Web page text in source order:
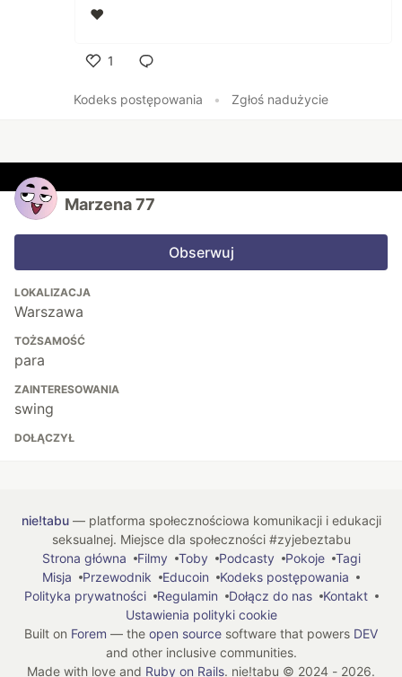
❤️
1
Kodeks postępowania
• Zgłoś nadużycie
Marzena 77
Obserwuj
LOKALIZACJA
Warszawa
TOŻSAMOŚĆ
para
ZAINTERESOWANIA
swing
DOŁĄCZYŁ
nie!tabu— platforma społecznościowa komunikacji i edukacji
seksualnej. Miejsce dla społeczności #zyjebeztabu
Strona główna
Filmy Toby Podcasty Pokoje
Tagi
Misja
Przewodnik Educoin
Kodeks postępowania
Polityka prywatności
Regulamin Dołącz do nas
Kontakt
Ustawienia polityki cookie
Built on Forem — the open source software that powers DEV
and other inclusive communities.
Made with love and Ruby on Rails. nie!tabu © 2024 - 2026.